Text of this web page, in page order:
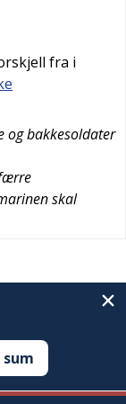
fra i
og bakkesoldater
skal